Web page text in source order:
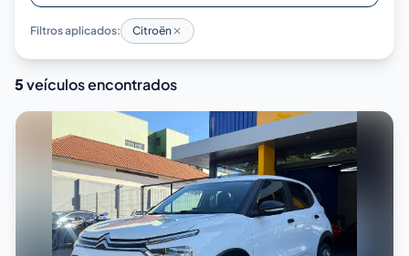
Filtros aplicados: Citroën
5veículos encontrados